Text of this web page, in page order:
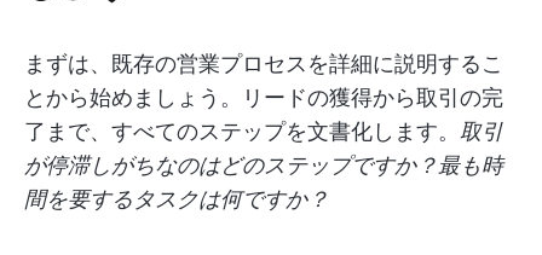
まずは、既存の営業プロセスを詳細に説明するこ
とから始めましょう。リードの獲得から取引の完
了まで、すべてのステップを文書化します。 取引
が停滞しがちなのはどのステップですか？最も時
間を要するタスクは何ですか？